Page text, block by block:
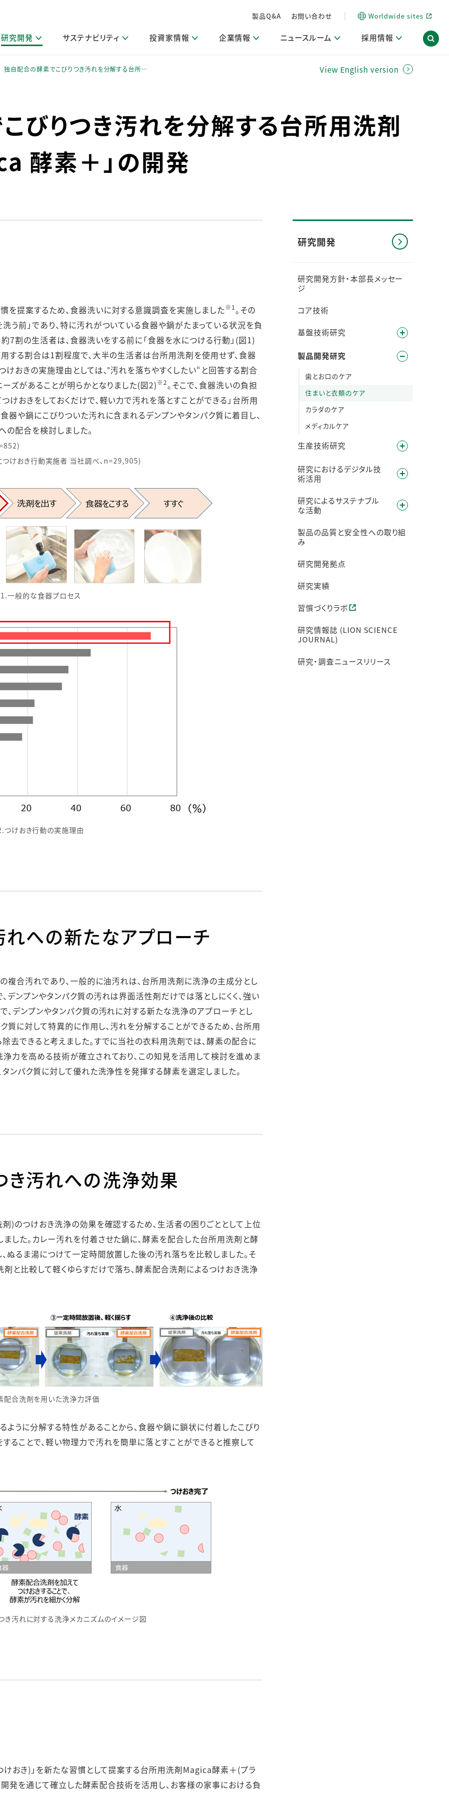
製品Q&A お問い合わせ Worldwide sites
製品情報トップ
取扱店舗検索
キャンペーン一覧（Lidea）
閉じる
研究開発
研究開発トップ
研究におけるデジタル技術活用
研究によるサステナブルな活動
お客様のニーズに応える高品質で安全なものづくり
製品の品質と安全性への取り組み
研究実績
習慣づくりラボ
研究情報誌 (LION SCIENCE JOURNAL)
閉じる
サステナビリティ
サステナビリティトップ
コーポレート・ガバナンス
海外グループでの取り組み
編集方針・各種ガイドライン対照表
関連リンク
閉じる
投資家情報
投資家情報トップ
IR資料室
IRカレンダー
IRメール配信登録
電子公告
IR情報開示方針
閉じる
企業情報
企業情報トップ
会社概要
事業分野
事業所一覧
グループ・関連会社一覧
海外拠点一覧
コーポレート・ガバナンス
閉じる
ニュースルーム
ニュースルームトップ
閉じる
採用情報
採用情報トップ
グループ会社採用
仕事ガイド
人材開発
閉じる
View English version
独自配合の酵素でこびりつき汚れを分解する台所…
びりつき汚れを分解する台所用洗剤
酵素＋」の開発
提案するため、食器洗いに対する意識調査を実施しました※1。その
う前」であり、特に汚れがついている食器や鍋がたまっている状況を負
7割の生活者は、食器洗いをする前に「食器を水につける行動」(図1)
する割合は1割程度で、大半の生活者は台所用洗剤を使用せず、食器
おきの実施理由としては、‟汚れを落ちやすくしたい“と回答する割合
ーズがあることが明らかとなりました(図2)※2。そこで、食器洗いの負担
けおきをしておくだけで、軽い力で汚れを落とすことができる」台所用
器や鍋にこびりついた汚れに含まれるデンプンやタンパク質に着目し、
配合を検討しました。
けおき行動実施者 当社調べ、n=29,905)
一般的な食器プロセス
つけおき行動の実施理由
れへの新たなアプローチ
の複合汚れであり、一般的に油汚れは、台所用洗剤に洗浄の主成分とし
デンプンやタンパク質の汚れは界面活性剤だけでは落としにくく、強い
、デンプンやタンパク質の汚れに対する新たな洗浄のアプローチとし
質に対して特異的に作用し、汚れを分解することができるため、台所用
去できると考えました。すでに当社の衣料用洗剤では、酵素の配合に
力を高める技術が確立されており、この知見を活用して検討を進めま
ンパク質に対して優れた洗浄性を発揮する酵素を選定しました。
き汚れへの洗浄効果
)のつけおき洗浄の効果を確認するため、生活者の困りごととして上位
した。カレー汚れを付着させた鍋に、酵素を配合した台所用洗剤と酵
るま湯につけて一定時間放置した後の汚れ落ちを比較しました。そ
と比較して軽くゆらすだけで落ち、酵素配合洗剤によるつけおき洗浄
配合洗剤を用いた洗浄力評価
ように分解する特性があることから、食器や鍋に鎖状に付着したこびり
ることで、軽い物理力で汚れを簡単に落とすことができると推察して
き汚れに対する洗浄メカニズムのイメージ図
けおき)」を新たな習慣として提案する台所用洗剤Magica酵素＋(プラ
発を通じて確立した酵素配合技術を活用し、お客様の家事における負
研究開発
研究開発方針・本部長メッセー
ジ
コア技術
基盤技術研究
製品開発研究
歯とお口のケア
住まいと衣類のケア
カラダのケア
メディカルケア
生産技術研究
研究におけるデジタル技
術活用
研究によるサステナブル
な活動
製品の品質と安全性への取り組
み
研究開発拠点
研究実績
習慣づくりラボ
研究情報誌 (LION SCIENCE
JOURNAL)
研究・調査ニュースリリース